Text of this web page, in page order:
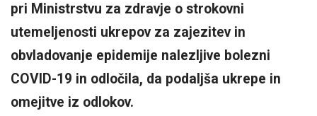
pri Ministrstvu za zdravje o strokovni
utemeljenosti ukrepov za zajezitev in
obvladovanje epidemije nalezljive bolezni
COVID-19 in odločila, da podaljša ukrepe in
omejitve iz odlokov.